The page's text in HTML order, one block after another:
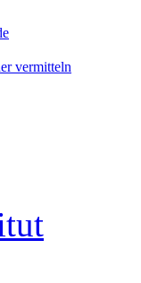
vermitteln